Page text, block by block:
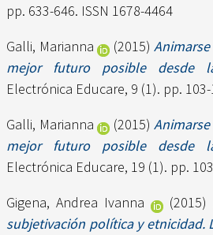
pp. 633-646. ISSN 1678-4464
Galli, Marianna
(2015)
mejor futuro posible desde
Electrónica Educare, 9 (1). pp.
Galli, Marianna
(2015)
mejor futuro posible desde
Electrónica Educare, 19 (1). pp.
Gigena, Andrea Ivanna
(2015)
subjetivación política y etnicidad.